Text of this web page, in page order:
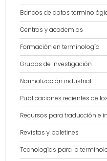
Bancos de datos
Centros y academias
Formación en terminología
Grupos de investigación
Normalización industrial
Publicaciones recientes de
Recursos para traducción e
Revistas y boletines
Tecnologías para la